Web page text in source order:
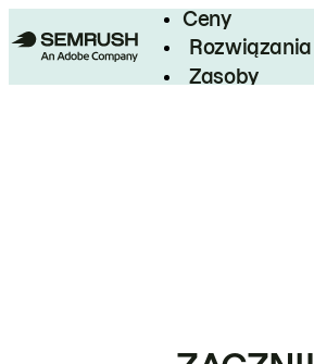
Ceny
Rozwiązania
Zasoby